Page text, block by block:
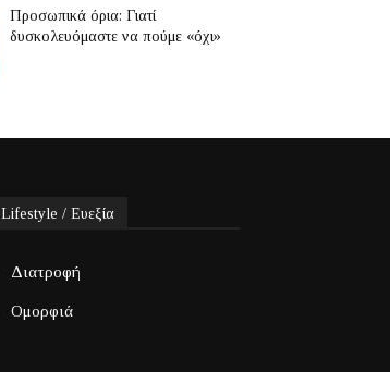
Προσωπικά όρια: Γιατί
δυσκολευόμαστε να πούμε «όχι»
Lifestyle / Ευεξία
Διατροφή
Ομορφιά